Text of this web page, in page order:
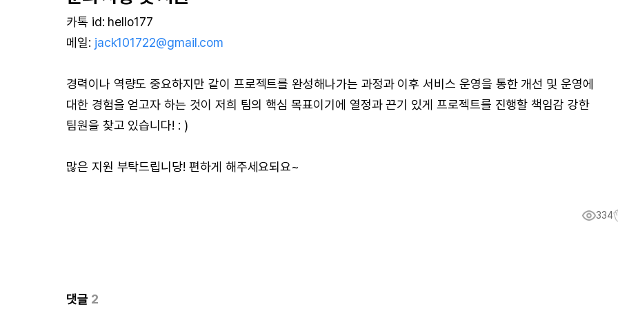
카톡 id: hello177
메일: jack101722@gmail.com
경력이나 역량도 중요하지만 같이 프로젝트를 완성해나가는 과정과 이후 서비스 운영을 통한 개선 및 운영에
대한 경험을 얻고자 하는 것이 저희 팀의 핵심 목표이기에 열정과 끈기 있게 프로젝트를 진행할 책임감 강한
팀원을 찾고 있습니다! : )
많은 지원 부탁드립니당! 편하게 해주세요되요~
334
댓글 2